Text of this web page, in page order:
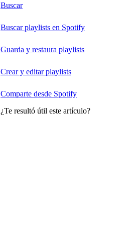
Buscar
Buscar playlists en Spotify
Guarda y restaura playlists
Crear y editar playlists
Comparte desde Spotify
¿Te resultó útil este artículo?